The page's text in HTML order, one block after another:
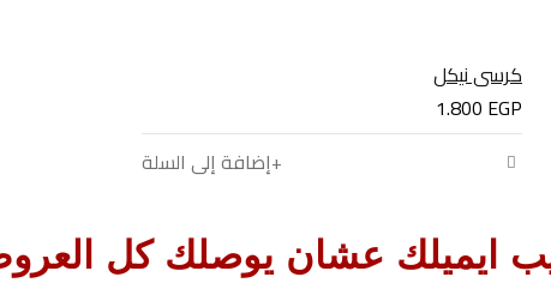
كرسي نيكل
1.800 EGP
إضافة إلى السلة
ايميلك عشان يوصلك كل